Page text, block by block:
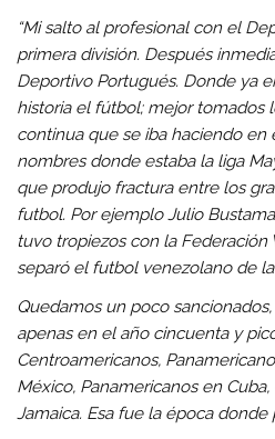
“Mi salto al profesional con el
primera división. Después
Deportivo Portugués. Donde ya
historia el fútbol; mejor tomados
continua que se iba haciendo en
nombres donde estaba la liga
que produjo fractura entre los
futbol. Por ejemplo Julio
tuvo tropiezos con la Federación
separó el futbol venezolano de
Quedamos un poco
apenas en el año cincuenta y
Centroamericanos,
México, Panamericanos en
Jamaica. Esa fue la época donde